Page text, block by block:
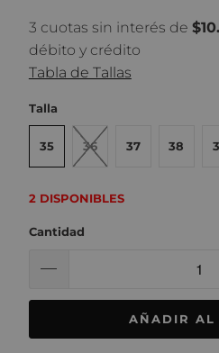
3 cuotas sin interés de
débito y crédito
Tabla de Tallas
Talla
35 36 37 38
2 DISPONIBLES
Cantidad
AÑADIR AL